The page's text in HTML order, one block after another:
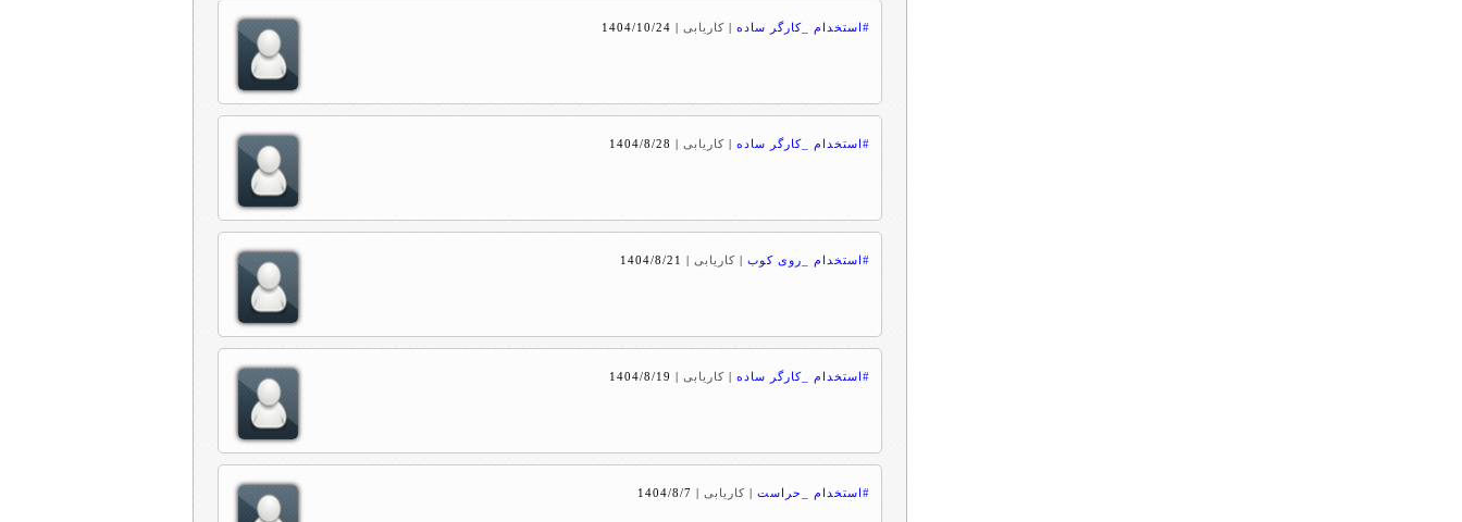
#استخدام _کارگر ساده | کاریابی|
1404/10/24
#استخدام _کارگر ساده | کاریابی|
1404/8/28
#استخدام _روی کوب | کاریابی|
1404/8/21
#استخدام _کارگر ساده | کاریابی|
1404/8/19
#استخدام _حراست | کاریابی|
1404/8/7